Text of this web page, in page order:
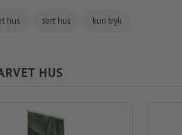
hus sort hus kun tryk
HUS